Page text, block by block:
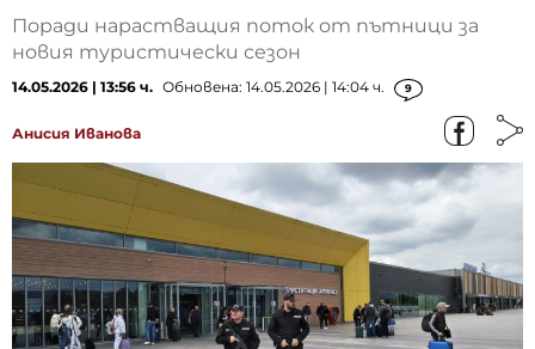
Поради нарастващия поток от пътници за
новия туристически сезон
14.05.2026 | 13:56 ч. Обновена: 14.05.2026 | 14:04 ч. 9
Анисия Иванова